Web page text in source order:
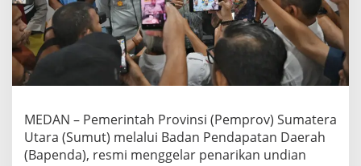
T
a
a
t
P
a
k
,
P
MEDAN – Pemerintah Provinsi (Pemprov) Sumatera
Utara (Sumut) melalui Badan Pendapatan Daerah
(Bapenda), resmi menggelar penarikan undian